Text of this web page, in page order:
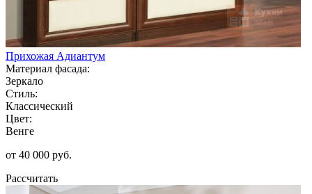
Прихожая Адиантум
Материал фасада:
Зеркало
Стиль:
Классический
Цвет:
Венге
от 40 000 руб.
Рассчитать